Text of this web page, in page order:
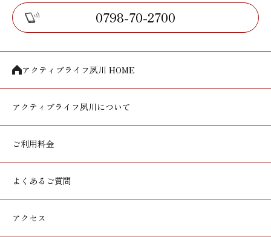
0798-70-2700
アクティブライフ夙川 HOME
アクティブライフ夙川について
ご利用料金
よくあるご質問
アクセス